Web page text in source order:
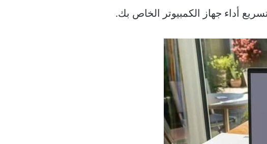
تسريع أداء جهاز الكمبيوتر الخاص بك.